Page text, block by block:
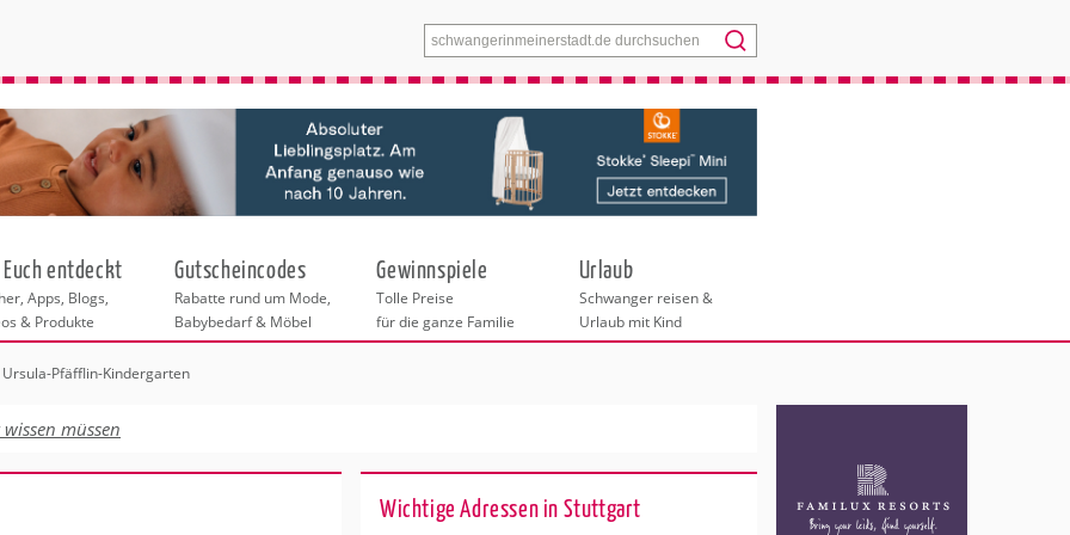
Menü
Berlin
Euch entdeckt
Apps, Blogs,
& Produkte
Gutscheincodes
Rabatte rund um Mode,
Babybedarf & Möbel
Gewinnspiele
Tolle Preise
für die ganze Familie
Urlaub
Schwanger reisen &
Urlaub mit Kind
Ursula-Pfäfflin-Kindergarten
müssen
Wichtige Adressen in Stuttgart